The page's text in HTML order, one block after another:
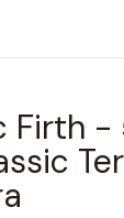
Firth -